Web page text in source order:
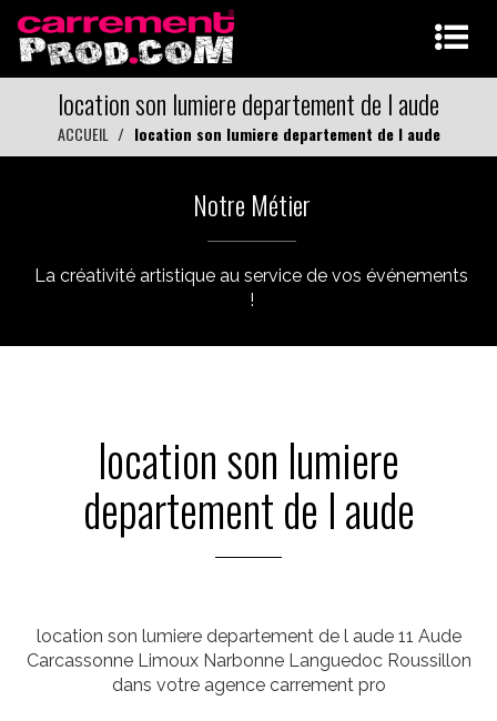
location son lumiere departement de l aude
ACCUEIL location son lumiere departement de l aude
Notre Métier
La créativité artistique au service de vos événements
!
location son lumiere
departement de l aude
location son lumiere departement de l aude 11 Aude
Carcassonne Limoux Narbonne Languedoc Roussillon
dans votre agence carrement pro